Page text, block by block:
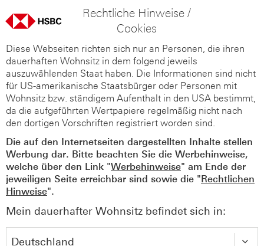
Rechtliche Hinweise /
Cookies
Diese Webseiten richten sich nur an Personen, die ihren
dauerhaften Wohnsitz in dem folgend jeweils
auszuwählenden Staat haben. Die Informationen sind nicht
für US-amerikanische Staatsbürger oder Personen mit
Wohnsitz bzw. ständigem Aufenthalt in den USA bestimmt,
da die aufgeführten Wertpapiere regelmäßig nicht nach
den dortigen Vorschriften registriert worden sind.
Die auf den Internetseiten dargestellten Inhalte stellen
Werbung dar. Bitte beachten Sie die Werbehinweise,
welche über den Link "Werbehinweise" am Ende der
jeweiligen Seite erreichbar sind sowie die "Rechtlichen
Hinweise".
Mein dauerhafter Wohnsitz befindet sich in: